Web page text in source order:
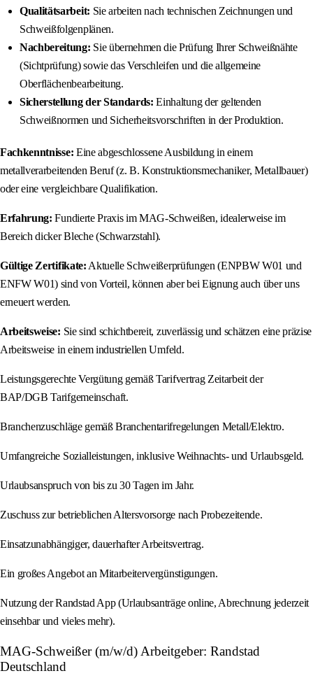
Qualitätsarbeit: Sie arbeiten nach technischen Zeichnungen und
Schweißfolgenplänen.
Nachbereitung: Sie übernehmen die Prüfung Ihrer Schweißnähte
(Sichtprüfung) sowie das Verschleifen und die allgemeine
Oberflächenbearbeitung.
Sicherstellung der Standards: Einhaltung der geltenden
Schweißnormen und Sicherheitsvorschriften in der Produktion.
Fachkenntnisse: Eine abgeschlossene Ausbildung in einem
metallverarbeitenden Beruf (z. B. Konstruktionsmechaniker, Metallbauer)
oder eine vergleichbare Qualifikation.
Erfahrung: Fundierte Praxis im MAG-Schweißen, idealerweise im
Bereich dicker Bleche (Schwarzstahl).
Gültige Zertifikate: Aktuelle Schweißerprüfungen (ENPBW W01 und
ENFW W01) sind von Vorteil, können aber bei Eignung auch über uns
erneuert werden.
Arbeitsweise: Sie sind schichtbereit, zuverlässig und schätzen eine präzise
Arbeitsweise in einem industriellen Umfeld.
Leistungsgerechte Vergütung gemäß Tarifvertrag Zeitarbeit der
BAP/DGB Tarifgemeinschaft.
Branchenzuschläge gemäß Branchentarifregelungen Metall/Elektro.
Umfangreiche Sozialleistungen, inklusive Weihnachts- und Urlaubsgeld.
Urlaubsanspruch von bis zu 30 Tagen im Jahr.
Zuschuss zur betrieblichen Altersvorsorge nach Probezeitende.
Einsatzunabhängiger, dauerhafter Arbeitsvertrag.
Ein großes Angebot an Mitarbeitervergünstigungen.
Nutzung der Randstad App (Urlaubsanträge online, Abrechnung jederzeit
einsehbar und vieles mehr).
MAG-Schweißer (m/w/d) Arbeitgeber: Randstad
Deutschland